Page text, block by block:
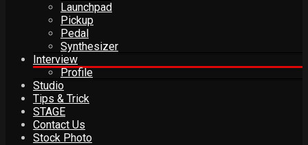
Launchpad
Pickup
Pedal
Synthesizer
Interview
Profile
Studio
Tips & Trick
STAGE
Contact Us
Stock Photo